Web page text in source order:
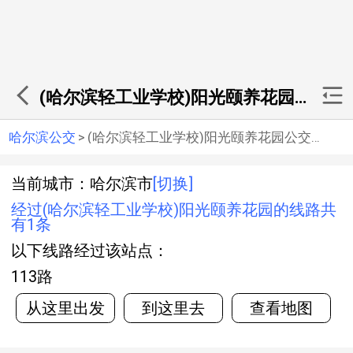
(哈尔滨轻工业学校)阳光颐养花园公交站
哈尔滨公交 > (哈尔滨轻工业学校)阳光颐养花园公交站
当前城市：哈尔滨市 [切换]
经过(哈尔滨轻工业学校)阳光颐养花园的线路共
有1条
以下线路经过该站点：
113路
从这里出发
到这里去 查看地图